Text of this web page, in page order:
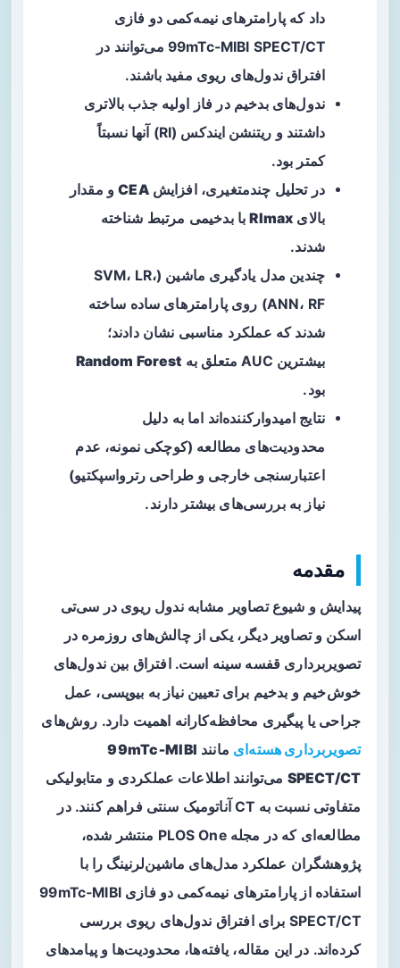
داد که پارامترهای نیمه‌کمی دو فازی
99mTc‑MIBI SPECT/CT می‌توانند در
افتراق ندول‌های ریوی مفید باشند.
ندول‌هایبدخیم در فاز اولیه جذب بالاتری
داشتند و ریتنشن ایندکس
(RI) آنها نسبتاً
کمتر بود.
در تحلیل چندمتغیری، افزایشCEAو مقدار
بالای RImaxبا بدخیمی مرتبط شناخته
شدند.
چندین مدل یادگیری ماشین (SVM، LR،
ANN، RF) روی پارامترهای ساده ساخته
شدند که عملکرد مناسبی نشان دادند؛
بیشترین AUC متعلق به
Random Forest
بود.
نتایج امیدوارکننده‌اند اما به دلیل
محدودیت‌های مطالعه (کوچکی نمونه، عدم
اعتبارسنجی خارجی و طراحی رترواسپکتیو)
نیاز به بررسی‌های بیشتر دارند.
مقدمه
پیدایش و شیوع تصاویر مشابه ندول ریوی در سی‌تی
اسکن و تصاویر دیگر، یکی از چالش‌های روزمره در
تصویربرداری قفسه سینه است. افتراق بین ندول‌های
خوش‌خیم و بدخیم برای تعیین نیاز به بیوپسی، عمل
جراحی یا پیگیری محافظه‌کارانه اهمیت دارد. روش‌های
تصویربرداری هسته‌ای مانند 99mTc‑MIBI
SPECT/CT می‌توانند اطلاعات عملکردی و متابولیکی
متفاوتی نسبت به CT آناتومیک سنتی فراهم کنند. در
مطالعه‌ای که در مجله PLOS One منتشر شده،
پژوهشگران عملکرد مدل‌های ماشین‌لرنینگ را با
استفاده از پارامترهای نیمه‌کمی دو فازی 99mTc‑MIBI
SPECT/CT برای افتراق ندول‌های ریوی بررسی
کرده‌اند. در این مقاله، یافته‌ها، محدودیت‌ها و پیامدهای